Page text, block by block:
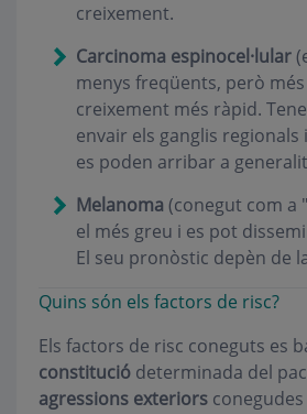
creixement.
Carcinoma espinocel·lular
menys freqüents, però
creixement més ràpid.
envair els ganglis
es poden arribar a
Melanoma (conegut com a
el més greu i es pot
El seu pronòstic depèn de
Quins són els factors de risc?
Els factors de risc coneguts es
constitució determinada del
agressions exteriors